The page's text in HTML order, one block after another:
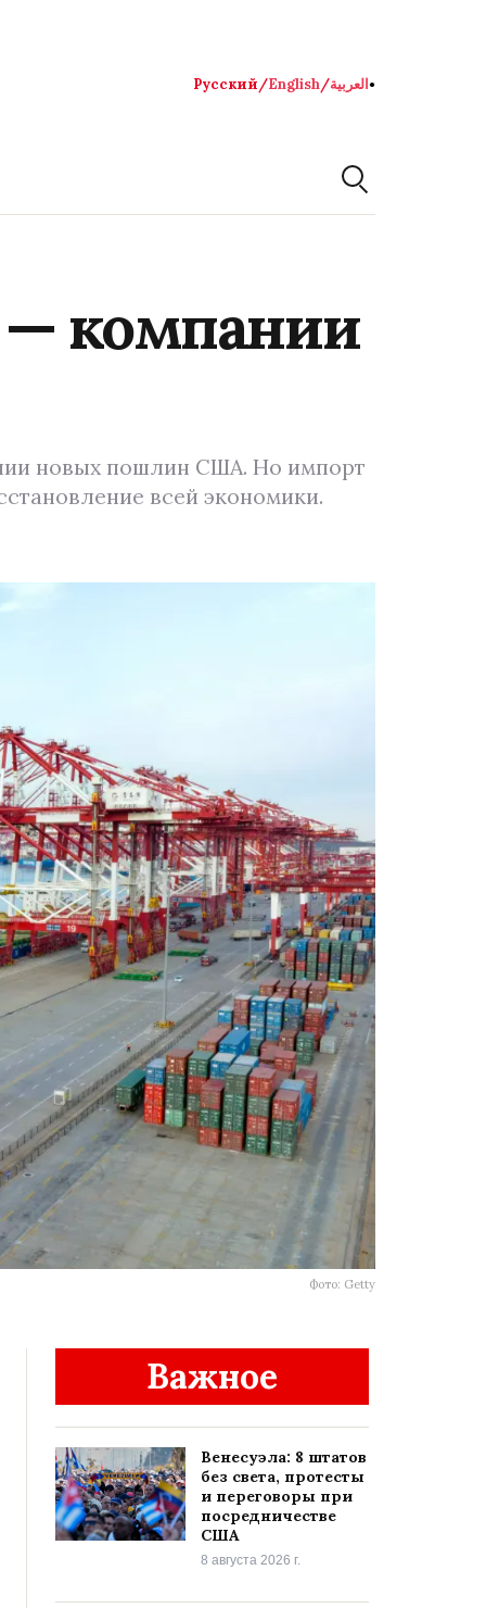
Русский/English/العربية●
— компании
новых пошлин США. Но импорт
всей экономики.
Фото: Getty
Важное
Венесуэла: 8 штатов
без света, протесты
и переговоры при
посредничестве
США
8 августа 2026 г.